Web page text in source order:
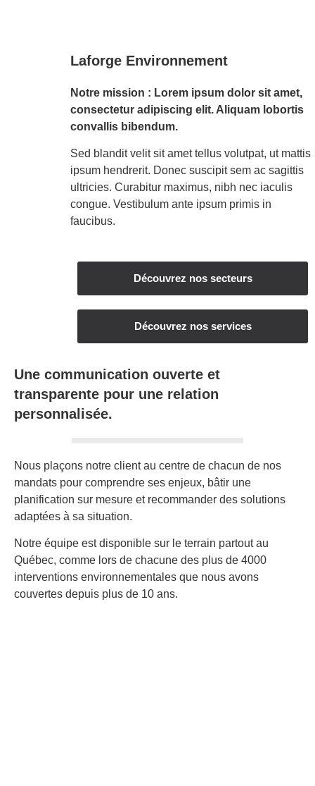
Laforge Environnement
Notre mission : Lorem ipsum dolor sit amet,
consectetur adipiscing elit. Aliquam lobortis
convallis bibendum.
Sed blandit velit sit amet tellus volutpat, ut mattis
ipsum hendrerit. Donec suscipit sem ac sagittis
ultricies. Curabitur maximus, nibh nec iaculis
congue. Vestibulum ante ipsum primis in
faucibus.
Découvrez nos secteurs
Découvrez nos services
Une communication ouverte et
transparente pour une relation
personnalisée.
Nous plaçons notre client au centre de chacun de nos
mandats pour comprendre ses enjeux, bâtir une
planification sur mesure et recommander des solutions
adaptées à sa situation.
Notre équipe est disponible sur le terrain partout au
Québec, comme lors de chacune des plus de 4000
interventions environnementales que nous avons
couvertes depuis plus de 10 ans.